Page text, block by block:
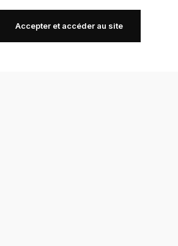
Accepter et accéder au site